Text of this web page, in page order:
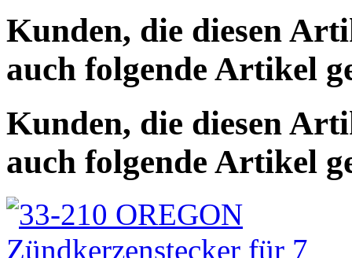
Kunden, die diesen
auch folgende Artikel
Kunden, die diesen
auch folgende Artikel